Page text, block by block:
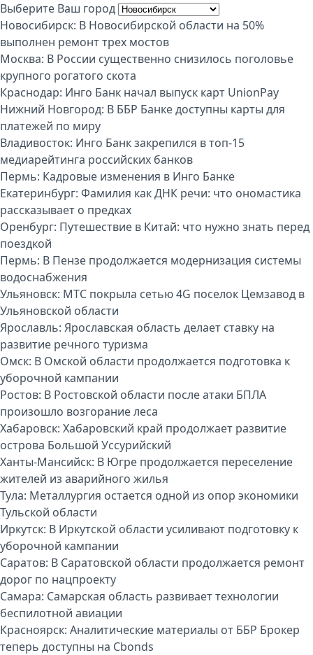
Выберите Ваш город
Новосибирск: В Новосибирской области на 50%
выполнен ремонт трех мостов
Москва: В России существенно снизилось поголовье
крупного рогатого скота
Краснодар: Инго Банк начал выпуск карт UnionPay
Нижний Новгород: В ББР Банке доступны карты для
платежей по миру
Владивосток: Инго Банк закрепился в топ-15
медиарейтинга российских банков
Пермь: Кадровые изменения в Инго Банке
Екатеринбург: Фамилия как ДНК речи: что ономастика
рассказывает о предках
Оренбург: Путешествие в Китай: что нужно знать перед
поездкой
Пермь: В Пензе продолжается модернизация системы
водоснабжения
Ульяновск: МТС покрыла сетью 4G поселок Цемзавод в
Ульяновской области
Ярославль: Ярославская область делает ставку на
развитие речного туризма
Омск: В Омской области продолжается подготовка к
уборочной кампании
Ростов: В Ростовской области после атаки БПЛА
произошло возгорание леса
Хабаровск: Хабаровский край продолжает развитие
острова Большой Уссурийский
Ханты-Мансийск: В Югре продолжается переселение
жителей из аварийного жилья
Тула: Металлургия остается одной из опор экономики
Тульской области
Иркутск: В Иркутской области усиливают подготовку к
уборочной кампании
Саратов: В Саратовской области продолжается ремонт
дорог по нацпроекту
Самара: Самарская область развивает технологии
беспилотной авиации
Красноярск: Аналитические материалы от ББР Брокер
теперь доступны на Cbonds